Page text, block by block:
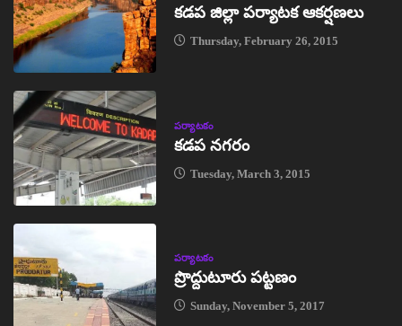
కడప జిల్లా పర్యాటక ఆకర్షణలు
Thursday, February 26, 2015
పర్యాటకం
కడప నగరం
Tuesday, March 3, 2015
పర్యాటకం
ప్రొద్దుటూరు పట్టణం
Sunday, November 5, 2017